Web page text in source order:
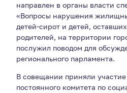
направлен в органы власти
«Вопросы нарушения
детей-сирот и детей,
родителей, на территории
послужил поводом для
регионального парламента.
В совещании приняли участие
постоянного комитета по